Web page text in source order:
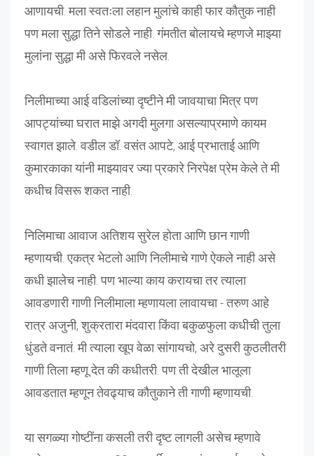
आणायची. मला स्वतःला लहान मुलांचे काही फार कौतुक नाही
पण मला सुद्धा तिने सोडले नाही. गंमतीत बोलायचे म्हणजे माझ्या
मुलांना सुद्धा मी असे फिरवले नसेल.
निलीमाच्या आई वडिलांच्या दृष्टीने मी जावयाचा मित्र पण
आपट्यांच्या घरात माझे अगदी मुलगा असल्याप्रमाणे कायम
स्वागत झाले. वडील डॉ. वसंत आपटे, आई प्रभाताई आणि
कुमारकाका यांनी माझ्यावर ज्या प्रकारे निरपेक्ष प्रेम केले ते मी
कधीच विसरू शकत नाही.
निलिमाचा आवाज अतिशय सुरेल होता आणि छान गाणी
म्हणायची. एकत्र भेटलो आणि निलीमाचे गाणे ऐकले नाही असे
कधी झालेच नाही. पण भाल्या काय करायचा तर त्याला
आवडणारी गाणी निलीमाला म्हणायला लावायचा - तरुण आहे
रात्र अजुनी, शुक्रतारा मंदवारा किंवा बकुळफुला कधीची तुला
धुंडते वनातं. मी त्याला खूप वेळा सांगायचो, अरे दुसरी कुठलीतरी
गाणी तिला म्हणू देत की कधीतरी. पण ती देखील भालूला
आवडतात म्हणून तेवढ्याच कौतुकाने ती गाणी म्हणायची.
या सगळ्या गोष्टींना कसली तरी दृष्ट लागली असेच म्हणावे